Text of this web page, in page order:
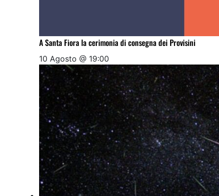
A Santa Fiora la cerimonia di consegna dei Provisini
10 Agosto @ 19:00